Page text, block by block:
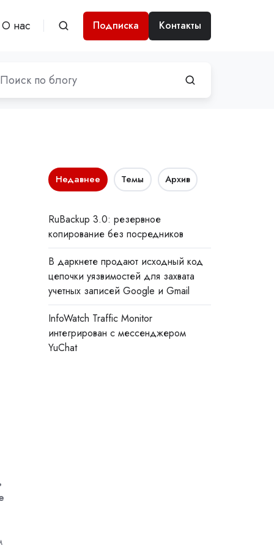
О нас Подписка Контакты
Недавнее Темы Архив
RuBackup 3.0: резервное
копирование без посредников
В даркнете продают исходный код
цепочки уязвимостей для захвата
учетных записей Google и Gmail
InfoWatch Traffic Monitor
интегрирован с мессенджером
YuChat